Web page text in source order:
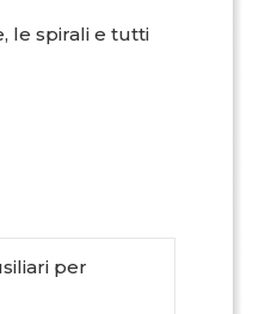
le spirali e tutti
per